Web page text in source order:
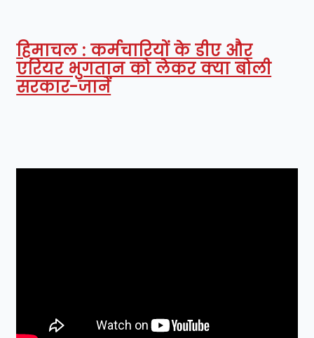
हिमाचल : कर्मचारियों के डीए और
एरियर भुगतान को लेकर क्या बोली
सरकार-जानें